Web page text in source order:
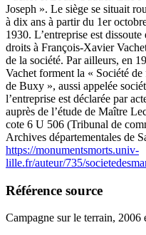
Joseph ». Le siège se situait
à dix ans à partir du 1er
1930. L’entreprise est
droits à François-Xavier
de la société. Par ailleurs, en
Vachet forment la « Société
de Buxy », aussi appelée
l’entreprise est déclarée par
auprès de l’étude de Maître
cote 6 U 506 (Tribunal de
Archives départementales de
https://monumentsmorts.univ-
lille.fr/auteur/735/
Référence source
Campagne sur le terrain, 2006